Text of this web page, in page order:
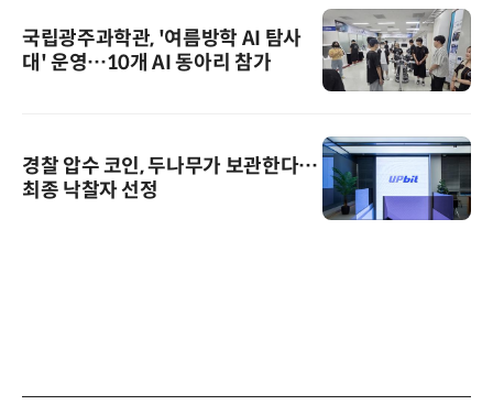
국립광주과학관, '여름방학 AI 탐사
대' 운영…10개 AI 동아리 참가
경찰 압수 코인, 두나무가 보관한다…
최종 낙찰자 선정